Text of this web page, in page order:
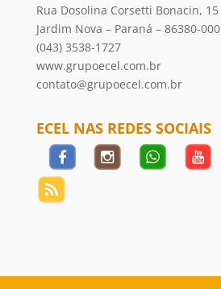
Rua Dosolina Corsetti Bonacin, 15
Jardim Nova – Paraná – 86380-000
(043) 3538-1727
www.grupoecel.com.br
contato@grupoecel.com.br
ECEL NAS REDES SOCIAIS